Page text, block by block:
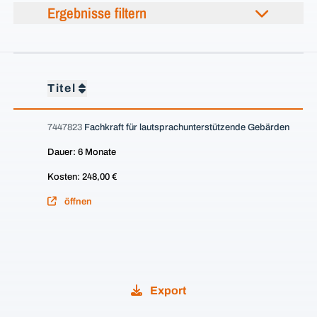
Ergebnisse filtern
Titel
7447823 Fachkraft für lautsprachunterstützende Gebärden
Dauer: 6 Monate
Kosten: 248,00 €
öffnen
Export